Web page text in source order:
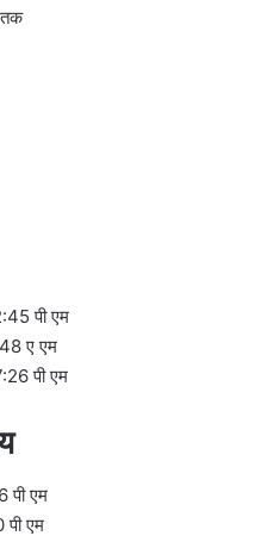
पी एम
ए एम
पी एम
पी एम
एम